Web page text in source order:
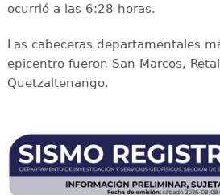
ocurrió a las 6:28 horas.
Las cabeceras departamentales
epicentro fueron San Marcos,
Quetzaltenango.